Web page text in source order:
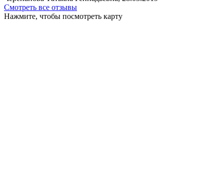
Смотреть все отзывы
Нажмите, чтобы посмотреть карту